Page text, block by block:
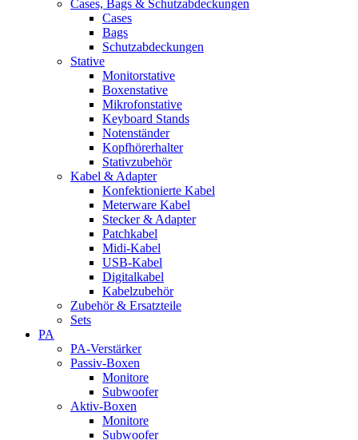
Cases, Bags & Schutzabdeckungen
Cases
Bags
Schutzabdeckungen
Stative
Monitorstative
Boxenstative
Mikrofonstative
Keyboard Stands
Notenständer
Kopfhörerhalter
Stativzubehör
Kabel & Adapter
Konfektionierte Kabel
Meterware Kabel
Stecker & Adapter
Patchkabel
Midi-Kabel
USB-Kabel
Digitalkabel
Kabelzubehör
Zubehör & Ersatzteile
Sets
PA
PA-Verstärker
Passiv-Boxen
Monitore
Subwoofer
Aktiv-Boxen
Monitore
Subwoofer